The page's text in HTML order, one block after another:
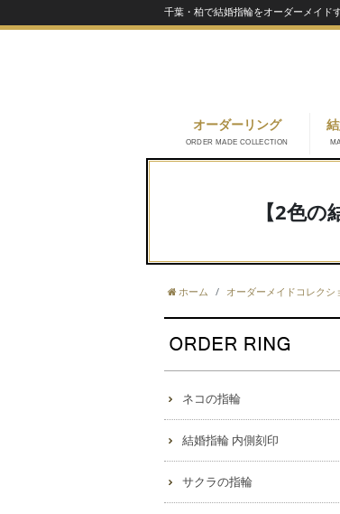
千葉・柏で結婚指輪をオーダーメイド
オーダーリング
ORDER MADE COLLECTION
【2色
ホーム オーダーメイドコレクシ
ネコの指輪
結婚指輪 内側刻印
サクラの指輪